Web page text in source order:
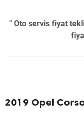
" Oto servis fiyat
2019 Opel